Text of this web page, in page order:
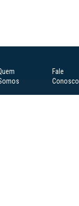
Fale
Conosco